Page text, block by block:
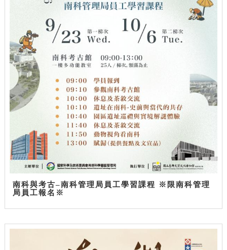
南科與考古–南科管理局員工學習課程 ※限南科管理
局員工報名※